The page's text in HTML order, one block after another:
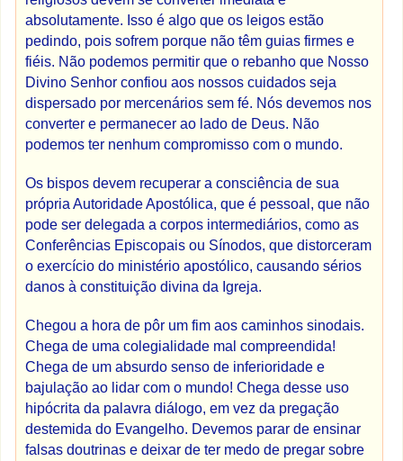
absolutamente. Isso é algo que os leigos estão
pedindo, pois sofrem porque não têm guias firmes e
fiéis. Não podemos permitir que o rebanho que Nosso
Divino Senhor confiou aos nossos cuidados seja
dispersado por mercenários sem fé. Nós devemos nos
converter e permanecer ao lado de Deus. Não
podemos ter nenhum compromisso com o mundo.
Os bispos devem recuperar a consciência de sua
própria Autoridade Apostólica, que é pessoal, que não
pode ser delegada a corpos intermediários, como as
Conferências Episcopais ou Sínodos, que distorceram
o exercício do ministério apostólico, causando sérios
danos à constituição divina da Igreja.
Chegou a hora de pôr um fim aos caminhos sinodais.
Chega de uma colegialidade mal compreendida!
Chega de um absurdo senso de inferioridade e
bajulação ao lidar com o mundo! Chega desse uso
hipócrita da palavra diálogo, em vez da pregação
destemida do Evangelho. Devemos parar de ensinar
falsas doutrinas e deixar de ter medo de pregar sobre